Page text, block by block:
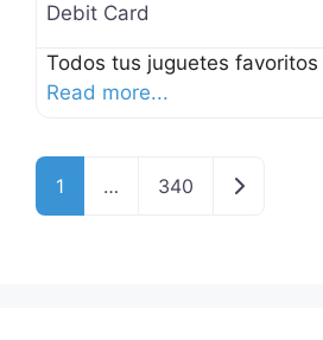
Debit Card
Todos tus juguetes favoritos
Read more...
1 … 340 Older posts